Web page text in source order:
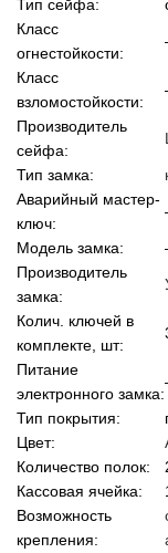
Тип сейфа:
Класс
огнестойкости:
Класс
взломостойкости:
Производитель
сейфа:
Тип замка:
Аварийный мастер-
ключ:
Модель замка:
Производитель
замка:
Колич. ключей в
комплекте, шт:
Питание
электронного замка:
Тип покрытия:
Цвет:
Количество полок:
Кассовая ячейка:
Возможность
крепления: